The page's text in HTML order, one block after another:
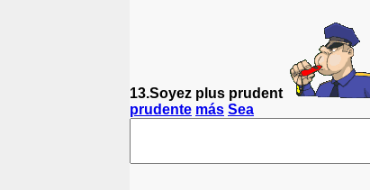
13.Soyez plus prudent
prudente más Sea